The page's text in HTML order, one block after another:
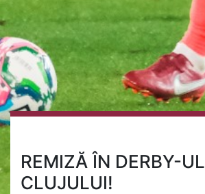
REMIZĂ ÎN DERBY-UL
CLUJULUI!